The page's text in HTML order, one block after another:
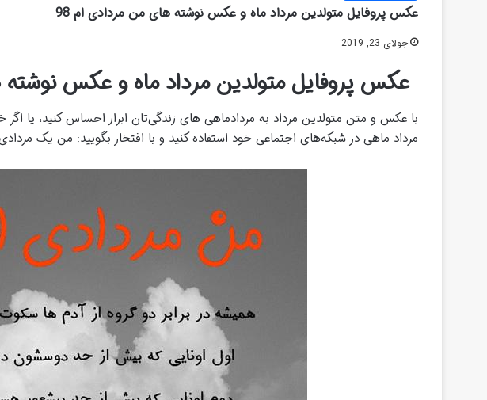
عکس پروفایل متولدین مرداد ماه و عکس نوشته های من مردادی ام 98
جولای 23, 2019
عکس پروفایل متولدین مرداد ماه و عکس نوشته
با عکس و متن متولدین مرداد به مردادماهی های زندگی‌تان ابراز احساس کنید، یا
مرداد ماهی در شبکه‌های اجتماعی خود استفاده کنید و با افتخار بگویید: من یک